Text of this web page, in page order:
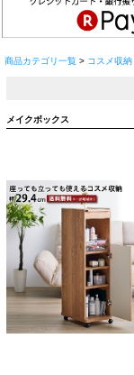
商品カテゴリ一覧 > コスメ収納
メイクボックス